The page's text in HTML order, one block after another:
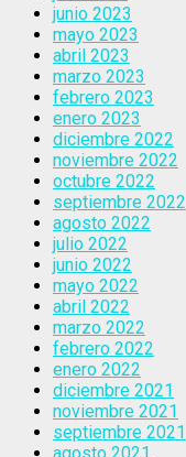
junio 2023
mayo 2023
abril 2023
marzo 2023
febrero 2023
enero 2023
diciembre 2022
noviembre 2022
octubre 2022
septiembre 2022
agosto 2022
julio 2022
junio 2022
mayo 2022
abril 2022
marzo 2022
febrero 2022
enero 2022
diciembre 2021
noviembre 2021
septiembre 2021